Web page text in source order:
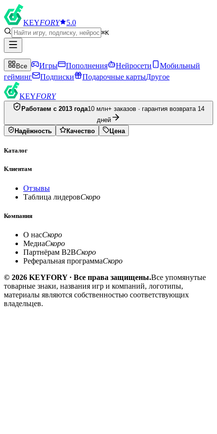
KEYFORY 5.0
⌘K
Все Игры Пополнения Нейросети
Мобильный
гейминг
Подписки Подарочные картыДругое
KEYFORY
Работаем с 2013 года10 млн+ заказов · гарантия возврата 14
дней
Надёжность
Качество Цена
Каталог
Клиентам
Отзывы
Таблица лидеровСкоро
Компания
О насСкоро
МедиаСкоро
Партнёрам B2BСкоро
Реферальная программаСкоро
© 2026 KEYFORY · Все права защищены.Все упомянутые
товарные знаки, названия игр и компаний, логотипы,
материалы являются собственностью соответствующих
владельцев.